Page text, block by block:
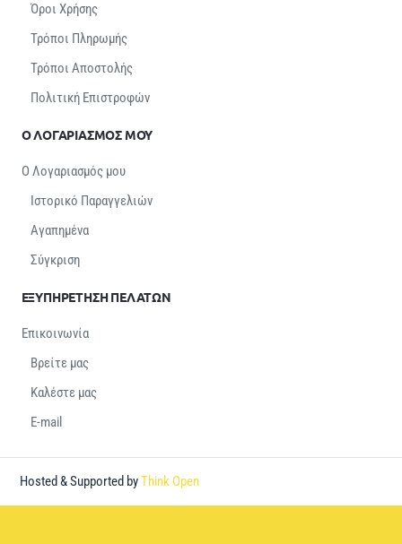
Όροι Χρήσης
Τρόποι Πληρωμής
Τρόποι Αποστολής
Πολιτική Επιστροφών
Ο ΛΟΓΑΡΙΑΣΜΟΣ ΜΟΥ
Ο Λογαριασμός μου
Ιστορικό Παραγγελιών
Αγαπημένα
Σύγκριση
ΕΞΥΠΗΡΕΤΗΣΗ ΠΕΛΑΤΩΝ
Επικοινωνία
Βρείτε μας
Καλέστε μας
E-mail
Hosted & Supported byThink Open